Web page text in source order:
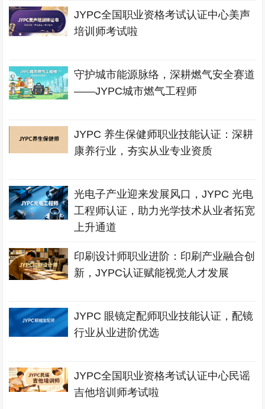
JYPC全国职业资格考试认证中心美声
培训师考试啦
守护城市能源脉络，深耕燃气安全赛道
——JYPC城市燃气工程师
JYPC 养生保健师职业技能认证：深耕
康养行业，夯实从业专业资质
光电子产业迎来发展风口，JYPC 光电
工程师认证，助力光学技术从业者拓宽
上升通道
印刷设计师职业进阶：印刷产业融合创
新，JYPC认证赋能视觉人才发展
JYPC 眼镜定配师职业技能认证，配镜
行业从业进阶优选
JYPC全国职业资格考试认证中心民谣
吉他培训师考试啦